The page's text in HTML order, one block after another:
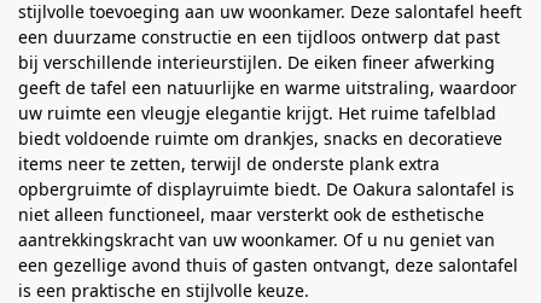
stijlvolle toevoeging aan uw woonkamer. Deze salontafel heeft
een duurzame constructie en een tijdloos ontwerp dat past
bij verschillende interieurstijlen. De eiken fineer afwerking
geeft de tafel een natuurlijke en warme uitstraling, waardoor
uw ruimte een vleugje elegantie krijgt. Het ruime tafelblad
biedt voldoende ruimte om drankjes, snacks en decoratieve
items neer te zetten, terwijl de onderste plank extra
opbergruimte of displayruimte biedt. De Oakura salontafel is
niet alleen functioneel, maar versterkt ook de esthetische
aantrekkingskracht van uw woonkamer. Of u nu geniet van
een gezellige avond thuis of gasten ontvangt, deze salontafel
is een praktische en stijlvolle keuze.